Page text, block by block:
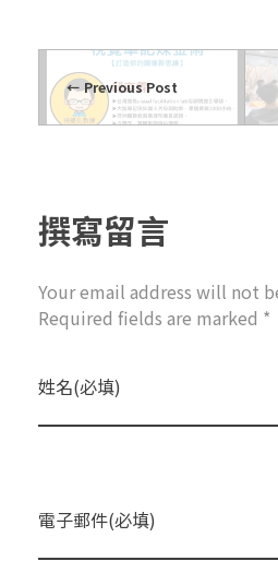
Previous Post
撰寫留言
Your email address will not
Required fields are marked *
姓名(必填)
電子郵件(必填)